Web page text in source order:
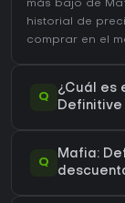
más bajo de
historial de
comprar en el
Q
¿Cuál es
Definitive
Q
Mafia: